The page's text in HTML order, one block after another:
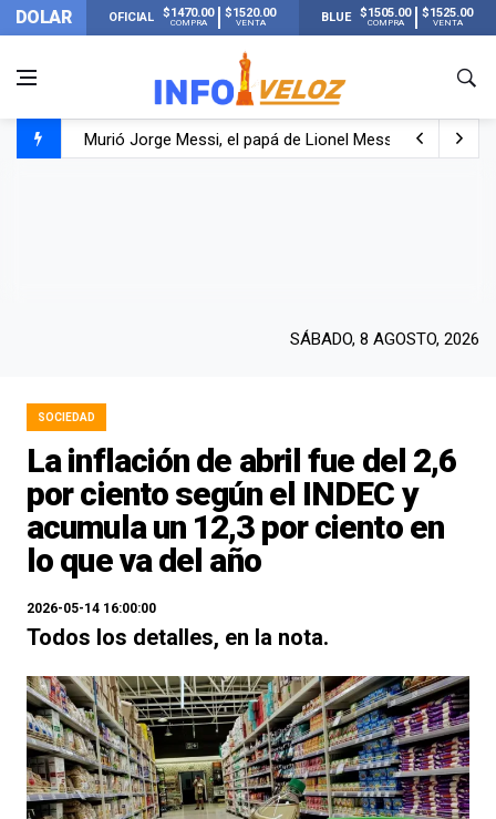
DOLAR OFICIAL $1470.00
COMPRA
$1520.00
VENTA BLUE $1505.00
COMPRA
$1525.00
VENTA
Murió Jorge Messi, el papá de Lionel Messi
SÁBADO, 8 AGOSTO, 2026
SOCIEDAD
La inflación de abril fue del 2,6
por ciento según el INDEC y
acumula un 12,3 por ciento en
lo que va del año
2026-05-14 16:00:00
Todos los detalles, en la nota.